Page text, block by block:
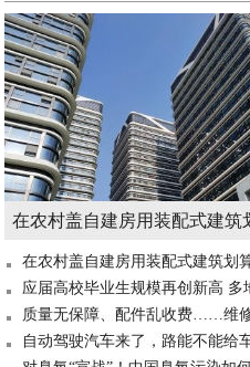
自动驾驶汽车来了，路能不能给